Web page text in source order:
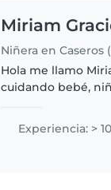
Miriam
Hola me llamo
cuidando bebé,
consiste en
recreación
edad) y
Experiencia: >